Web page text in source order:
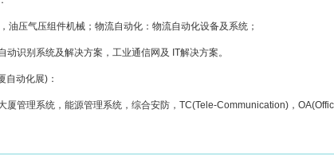
油压气压组件机械；物流自动化：物流自动化设备及系统；
动识别系统及解决方案，工业通信网及 IT解决方案。
自动化展)：
厦管理系统，能源管理系统，综合安防，TC(Tele-Communication)，